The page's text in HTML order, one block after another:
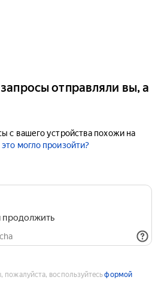
отправляли вы, а
с вашего устройства похожи на
могло произойти?
пожалуйста, воспользуйтесьформой